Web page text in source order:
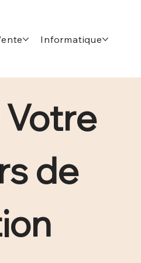
Informatique
Votre
de